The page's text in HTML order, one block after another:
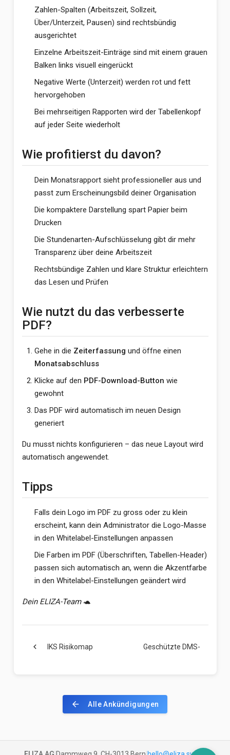
Zahlen-Spalten (Arbeitszeit, Sollzeit,
Über/Unterzeit, Pausen) sind rechtsbündig
ausgerichtet
Einzelne Arbeitszeit-Einträge sind mit einem grauen
Balken links visuell eingerückt
Negative Werte (Unterzeit) werden rot und fett
hervorgehoben
Bei mehrseitigen Rapporten wird der Tabellenkopf
auf jeder Seite wiederholt
Wie profitierst du davon?
Dein Monatsrapport sieht professioneller aus und
passt zum Erscheinungsbild deiner Organisation
Die kompaktere Darstellung spart Papier beim
Drucken
Die Stundenarten-Aufschlüsselung gibt dir mehr
Transparenz über deine Arbeitszeit
Rechtsbündige Zahlen und klare Struktur erleichtern
das Lesen und Prüfen
Wie nutzt du das verbesserte
PDF?
Gehe in die Zeiterfassung und öffne einen
Monatsabschluss
Klicke auf den PDF-Download-Button wie
gewohnt
Das PDF wird automatisch im neuen Design
generiert
Du musst nichts konfigurieren – das neue Layout wird
automatisch angewendet.
Tipps
Falls dein Logo im PDF zu gross oder zu klein
erscheint, kann dein Administrator die Logo-Masse
in den Whitelabel-Einstellungen anpassen
Die Farben im PDF (Überschriften, Tabellen-Header)
passen sich automatisch an, wenn die Akzentfarbe
in den Whitelabel-Einstellungen geändert wird
Dein ELIZA-Team🐢
chevron_left IKS Risikomap Geschützte DMS-
arrow_back Alle Ankündigungen